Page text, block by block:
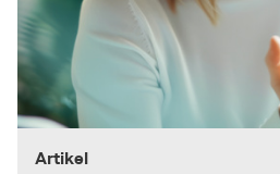
Artikel